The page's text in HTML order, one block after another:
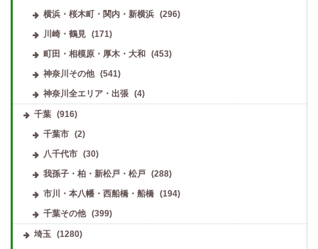
横浜・桜木町・関内・新横浜
(296)
川崎・鶴見
(171)
町田・相模原・厚木・大和
(453)
神奈川その他
(541)
神奈川全エリア・出張
(4)
千葉 (916)
千葉市
(2)
八千代市
(30)
我孫子・柏・新松戸・松戸
(288)
市川・本八幡・西船橋・船橋
(194)
千葉その他
(399)
埼玉
(1280)